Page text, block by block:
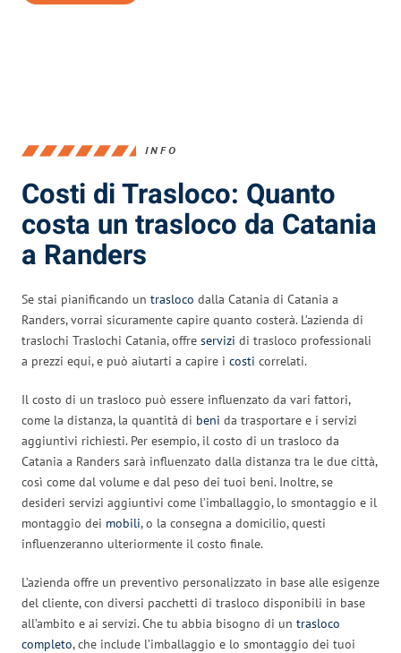
INFO
Costi di Trasloco: Quanto
costa un trasloco da Catania
a Randers
Se stai pianificando un trasloco dalla Catania di Catania a
Randers, vorrai sicuramente capire quanto costerà. L’azienda di
traslochi Traslochi Catania, offre servizi di trasloco professionali
a prezzi equi, e può aiutarti a capire i costi correlati.
Il costo di un trasloco può essere influenzato da vari fattori,
come la distanza, la quantità di beni da trasportare e i servizi
aggiuntivi richiesti. Per esempio, il costo di un trasloco da
Catania a Randers sarà influenzato dalla distanza tra le due città,
così come dal volume e dal peso dei tuoi beni. Inoltre, se
desideri servizi aggiuntivi come l’imballaggio, lo smontaggio e il
montaggio dei mobili, o la consegna a domicilio, questi
influenzeranno ulteriormente il costo finale.
L’azienda offre un preventivo personalizzato in base alle esigenze
del cliente, con diversi pacchetti di trasloco disponibili in base
all’ambito e ai servizi. Che tu abbia bisogno di un trasloco
completo, che include l’imballaggio e lo smontaggio dei tuoi